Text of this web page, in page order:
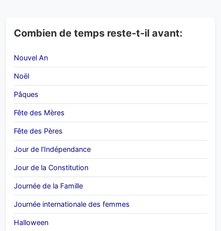
Combien de temps reste-t-il avant:
Nouvel An
Noël
Pâques
Fête des Mères
Fête des Pères
Jour de l'Indépendance
Jour de la Constitution
Journée de la Famille
Journée internationale des femmes
Halloween